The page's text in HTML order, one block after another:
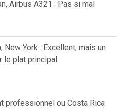
Airbus A321 : Pas si mal
New York : Excellent, mais un
le plat principal
professionnel ou Costa Rica